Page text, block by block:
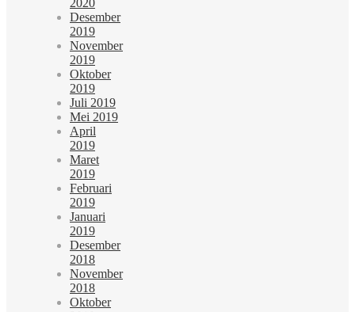
Desember
2019
November
2019
Oktober
2019
Juli 2019
Mei 2019
April
2019
Maret
2019
Februari
2019
Januari
2019
Desember
2018
November
2018
Oktober